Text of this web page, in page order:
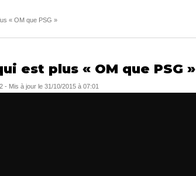
« OM que PSG »
est plus « OM que PSG »
- Mis à jour le 31/10/2015 à 07:01